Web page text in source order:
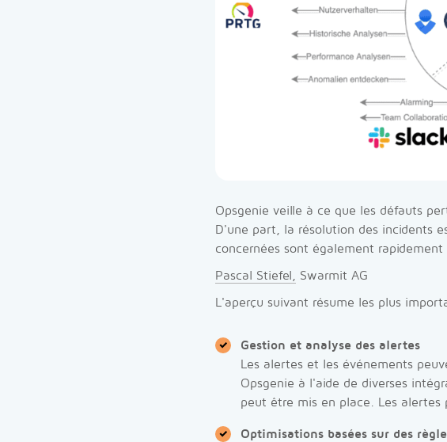
Opsgenie veille à ce que les défauts
D'une part, la résolution des incidents
concernées sont également
Pascal Stiefel,
Swarmit AG
L'aperçu suivant résume les plus
Gestion et analyse des alertes
Les alertes et les événements
Opsgenie à l'aide de diverses
peut être mis en place. Les alertes
Optimisations basées sur des